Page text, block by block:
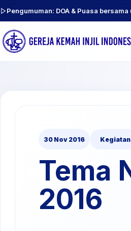
Pengumuman: DOA & Puasa
30 Nov 2016 Kegiatan
Tema
2016